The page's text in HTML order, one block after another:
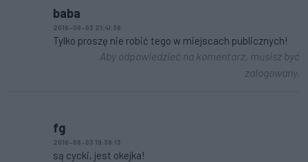
baba
2016-08-03 21:41:38
Tylko proszę nie robić tego w miejscach publicznych!
Aby odpowiedzieć na komentarz, musisz być
zalogowany.
fg
2016-08-03 19:38:13
są cycki, jest okejka!